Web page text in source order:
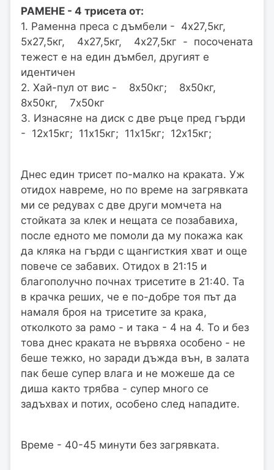
РАМЕНЕ - 4 трисета от:
1. Раменна преса с дъмбели - 4х27,5кг,
5х27,5кг, 4х27,5кг, 4х27,5кг - посочената
тежест е на един дъмбел, другият е
идентичен
2. Хай-пул от вис - 8х50кг; 8х50кг,
8х50кг, 7х50кг
3. Изнасяне на диск с две ръце пред гърди
- 12х15кг; 11х15кг; 11х15кг; 12х15кг;
Днес един трисет по-малко на краката. Уж
отидох навреме, но по време на загрявката
ми се редувах с две други момчета на
стойката за клек и нещата се позабавиха,
после едното ме помоли да му покажа как
да кляка на гърди с щангисткия хват и още
повече се забавих. Отидох в 21:15 и
благополучно почнах трисетите в 21:40. Та
в крачка реших, че е по-добре тоя път да
намаля броя на трисетите за крака,
отколкото за рамо - и така - 4 на 4. То и без
това днес краката не вървяха особено - не
беше тежко, но заради дъжда вън, в залата
пак беше супер влага и не можеше да се
диша както трябва - супер много се
задъхвах и потих, особено след нападите.
Време - 40-45 минути без загрявката.